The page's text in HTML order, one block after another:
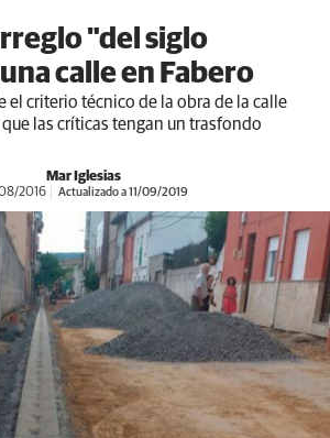
"del siglo
calle en Fabero
el criterio técnico de la obra de la calle
las críticas tengan un trasfondo
Mar Iglesias
2016 Actualizado a 11/09/2019